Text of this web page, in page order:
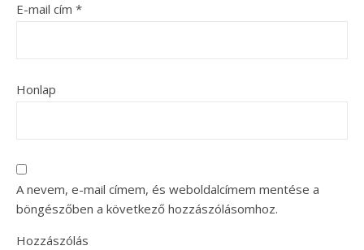
E-mail cím *
Honlap
A nevem, e-mail címem, és weboldalcímem mentése a
böngészőben a következő hozzászólásomhoz.
Hozzászólás